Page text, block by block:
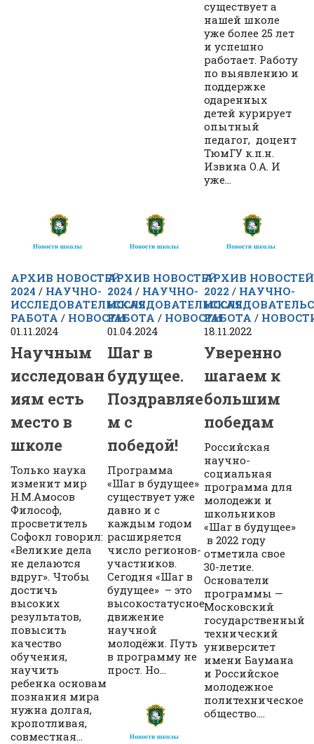
существует а
нашей школе
уже более 25 лет
и успешно
работает. Работу
по выявлению и
поддержке
одаренных
детей курирует
опытный
педагог, доцент
ТюмГУ к.п.н.
Извина О.А. И
уже...
АРХИВ НОВОСТЕЙ
2024 / НАУЧНО-
ИССЛЕДОВАТЕЛЬСКАЯ
РАБОТА / НОВОСТИ
01.11.2024
Научным
исследован
иям есть
место в
школе
Только наука
изменит мир
Н.М.Амосов
Философ,
просветитель
Софокл говорил:
«Великие дела
не делаются
вдруг». Чтобы
достичь
высоких
результатов,
повысить
качество
обучения,
научить
ребенка основам
познания мира
нужна долгая,
кропотливая,
совместная...
АРХИВ НОВОСТЕЙ
2024 / НАУЧНО-
ИССЛЕДОВАТЕЛЬСКАЯ
РАБОТА / НОВОСТИ
01.04.2024
Шаг в
будущее.
Поздравляе
м с
победой!
Программа
«Шаг в будущее»
существует уже
давно и с
каждым годом
расширяется
число регионов-
участников.
Сегодня «Шаг в
будущее» – это
высокостатусное
движение
научной
молодёжи. Путь
в программу не
прост. Но...
АРХИВ НОВОСТЕЙ
2022 / НАУЧНО-
РАБОТА /
18.11.2022
Уверенно
шагаем к
большим
победам
Российская
научно-
социальная
программа для
молодежи и
школьников
«Шаг в будущее»
в 2022 году
отметила свое
30-летие.
Основатели
программы —
Московский
государственный
технический
университет
имени Баумана
и Российское
молодежное
политехническое
общество....